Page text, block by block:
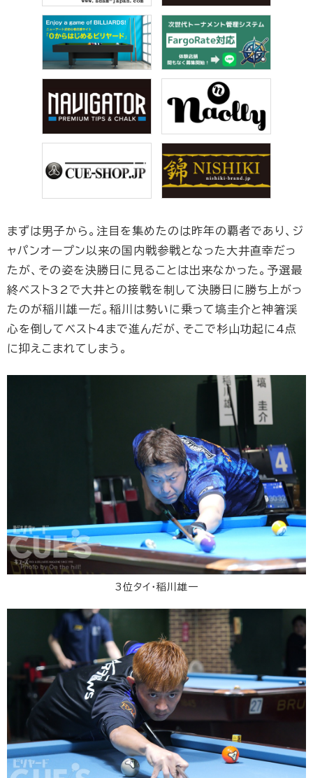
まずは男子から。注目を集めたのは昨年の覇者であり、ジ
ャパンオープン以来の国内戦参戦となった大井直幸だっ
たが、その姿を決勝日に見ることは出来なかった。予選最
終ベスト32で大井との接戦を制して決勝日に勝ち上がっ
たのが稲川雄一だ。稲川は勢いに乗って塙圭介と神箸渓
心を倒してベスト4まで進んだが、そこで杉山功起に4点
に抑えこまれてしまう。
3位タイ・稲川雄一